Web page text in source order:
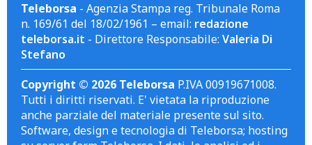
Teleborsa - Agenzia Stampa reg. Tribunale Roma
n. 169/61 del 18/02/1961 – email: redazione
teleborsa.it - Direttore Responsabile: Valeria Di
Stefano
Copyright © 2026 Teleborsa P.IVA 00919671008.
Tutti i diritti riservati. E' vietata la riproduzione
anche parziale del materiale presente sul sito.
Software, design e tecnologia di Teleborsa; hosting